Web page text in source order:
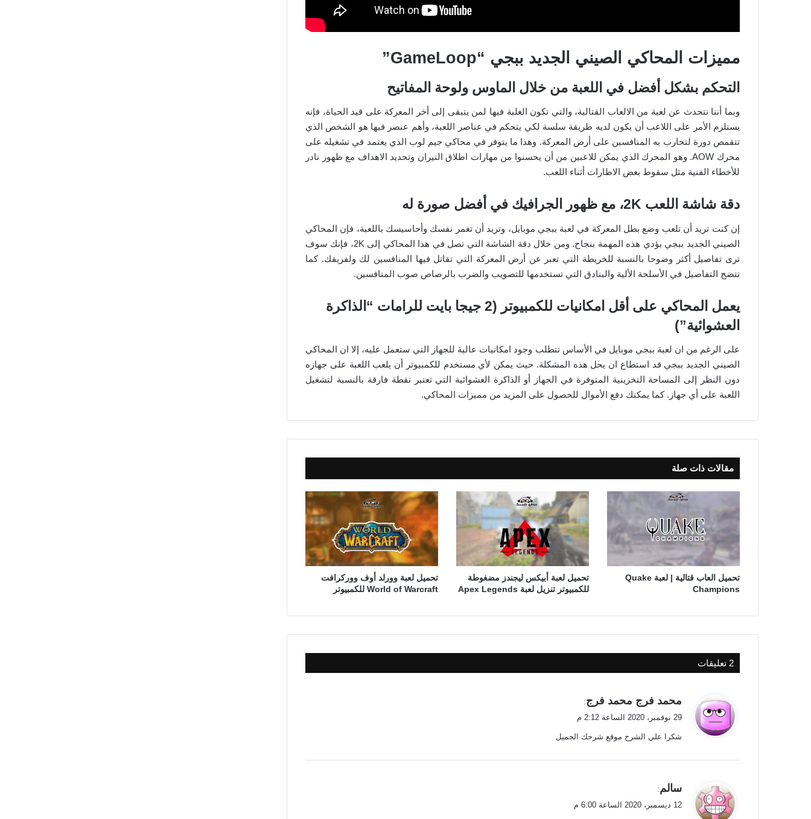
مميزات المحاكي الصيني الجديد ببجي “GameLoop”
التحكم بشكل أفضل في اللعبة من خلال الماوس ولوحة المفاتيح
وبما أننا نتحدث عن لعبة من الالعاب القتالية، والتي تكون الغلبة فيها لمن يتبقى إلى أخر المعركة على قيد الحياة، فإنه
يستلزم الأمر على اللاعب أن يكون لديه طريقة سلسة لكي يتحكم في عناصر اللعبة، وأهم عنصر فيها هو الشخص الذي
تتقمص دورة لتحارب به المنافسين على أرض المعركة. وهذا ما يتوفر في محاكي جيم لوب الذي يعتمد في تشغيله على
محرك AOW. وهو المحرك الذي يمكن للاعبين من أن يحسنوا من مهارات اطلاق النيران وتحديد الاهداف مع ظهور نادر
للأخطاء الفنية مثل سقوط بعض الاطارات أثناء اللعب.
دقة شاشة اللعب 2K، مع ظهور الجرافيك في أفضل صورة له
إن كنت تريد أن تلعب وضع بطل المعركة في لعبة ببجي موبايل، وتريد أن تغمر نفسك وأحاسيسك باللعبة، فإن المحاكي
الصيني الجديد ببجي يؤدي هذه المهمة بنجاح. ومن خلال دقة الشاشة التي تصل في هذا المحاكي إلى 2K، فإنك سوف
ترى تفاصيل أكثر وضوحا بالنسبة للخريطة التي تعبر عن أرض المعركة التي تقاتل فيها المنافسين لك ولفريقك. كما
تتضح التفاصيل في الأسلحة الألية والبنادق التي تستخدمها للتصويب والضرب بالرصاص صوب المنافسين.
يعمل المحاكي على أقل امكانيات للكمبيوتر (2 جيجا بايت للرامات “الذاكرة
العشوائية”)
على الرغم من ان لعبة ببجي موبايل في الأساس تتطلب وجود امكانيات عالية للجهاز التي ستعمل عليه، إلا ان المحاكي
الصيني الجديد ببجي قد استطاع ان يحل هذه المشكلة. حيث يمكن لأي مستخدم للكمبيوتر أن يلعب اللعبة على جهازه
دون النظر إلى المساحة التخزينية المتوفرة في الجهاز أو الذاكرة العشوائية التي تعتبر نقطة فارقة بالنسبة لتشغيل
اللعبة على أي جهاز. كما يمكنك دفع الأموال للحصول على المزيد من مميزات المحاكي.
مقالات ذات صلة
تحميل العاب قتالية | لعبة Quake
Champions
تحميل لعبة أبيكس ليجندز مضغوطة
للكمبيوتر تنزيل لعبة Apex Legends
تحميل لعبة وورلد أوف ووركرافت
World of Warcraft للكمبيوتر
‫2 تعليقات
ق
ل
محمد فرج محمد فرج:
29 نوفمبر، 2020 الساعة 2:12 م
شكرا علي الشرح موقع شرحك الجميل
ي
ق
سالم:
12 ديسمبر، 2020 الساعة 6:00 م